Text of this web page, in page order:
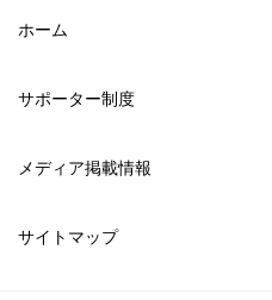
ホーム
サポーター制度
メディア掲載情報
サイトマップ